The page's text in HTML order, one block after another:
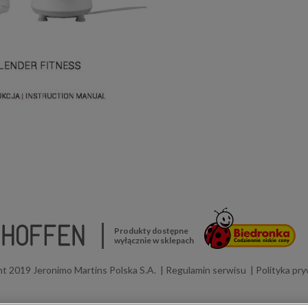
Produkty dostępne
wyłącznie w sklepach
2019 Jeronimo Martins Polska S.A. Regulamin serwisu Polityka